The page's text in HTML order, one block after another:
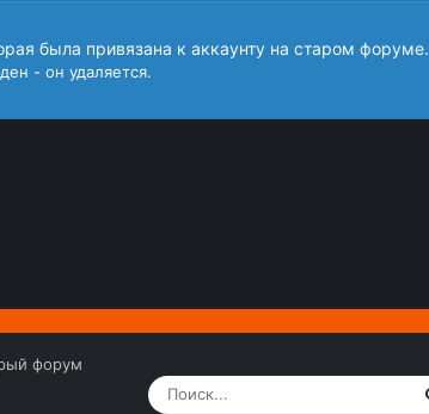
была привязана к аккаунту на старом форуме.
- он удаляется.
форум